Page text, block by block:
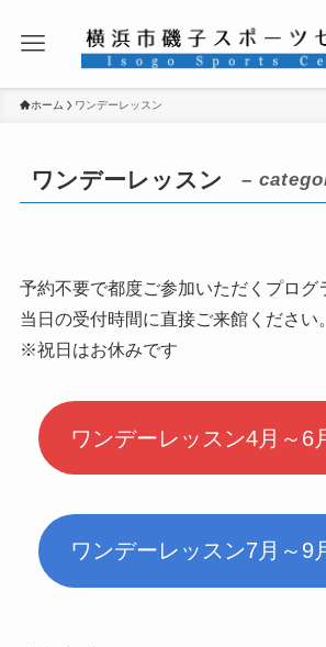
ホーム ワンデーレッスン
ワンデーレッスン –
予約不要で都度ご参加いただくプログ
当日の受付時間に直接ご来館ください。
※祝日はお休みです
ワンデーレッスン4月～6
ワンデーレッスン7月～9